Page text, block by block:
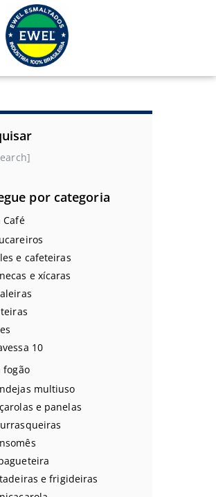
por categoria
Café
e cafeteiras
e xícaras
10
fogão
multiuso
e panelas
e frigideiras